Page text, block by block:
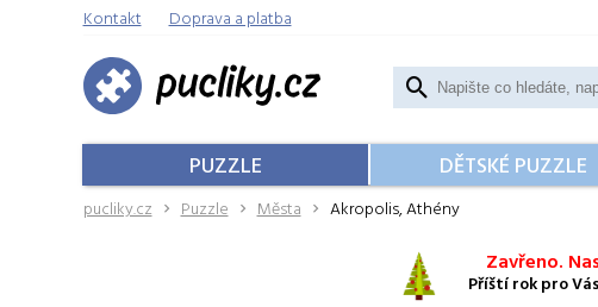
Kontakt Doprava a platba
PUZZLE DĚTSKÉ PUZZLE
pucliky.cz Puzzle Města Akropolis, Athény
Zavřeno.
Příští rok pro